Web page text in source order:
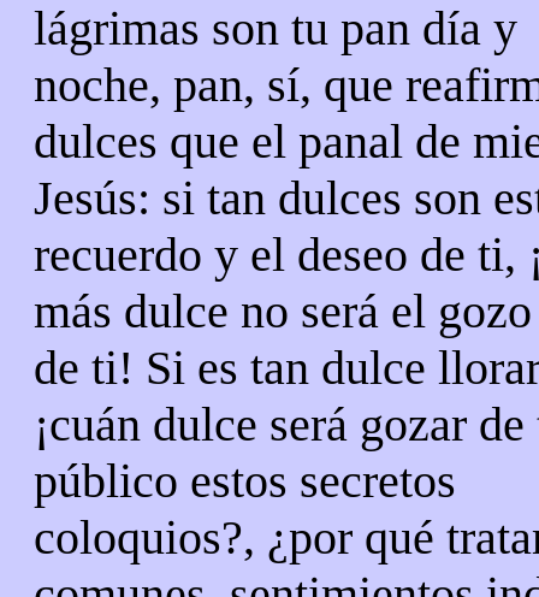
lágrimas son tu pan día y
noche, pan, sí, que
dulces que el panal de
Jesús: si tan dulces son
recuerdo y el deseo de ti,
más dulce no será el
de ti! Si es tan dulce
¡cuán dulce será gozar
público estos secretos
coloquios?, ¿por qué